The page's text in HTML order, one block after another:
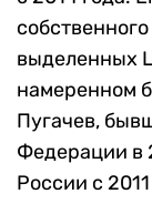
выделенных
намеренном
Пугачев,
Федерации в
России с